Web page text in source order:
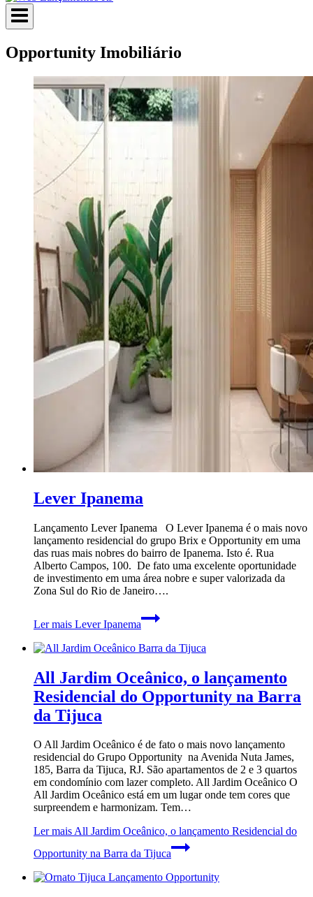
Opportunity Imobiliário
Lever Ipanema
Lançamento Lever Ipanema O Lever Ipanema é o mais novo
lançamento residencial do grupo Brix e Opportunity em uma
das ruas mais nobres do bairro de Ipanema. Isto é. Rua
Alberto Campos, 100. De fato uma excelente oportunidade
de investimento em uma área nobre e super valorizada da
Zona Sul do Rio de Janeiro….
Ler mais Lever Ipanema
All Jardim Oceânico, o lançamento
Residencial do Opportunity na Barra
da Tijuca
O All Jardim Oceânico é de fato o mais novo lançamento
residencial do Grupo Opportunity na Avenida Nuta James,
185, Barra da Tijuca, RJ. São apartamentos de 2 e 3 quartos
em condomínio com lazer completo. All Jardim Oceânico O
All Jardim Oceânico está em um lugar onde tem cores que
surpreendem e harmonizam. Tem…
Ler maisAll Jardim Oceânico, o lançamento Residencial do
Opportunity na Barra da Tijuca